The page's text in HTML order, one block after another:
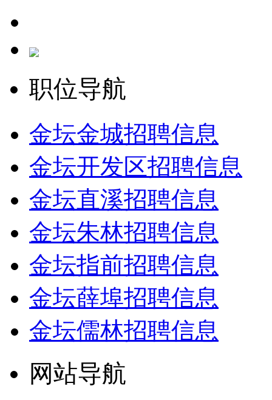
职位导航
金坛金城招聘信息
金坛开发区招聘信息
金坛直溪招聘信息
金坛朱林招聘信息
金坛指前招聘信息
金坛薛埠招聘信息
金坛儒林招聘信息
网站导航